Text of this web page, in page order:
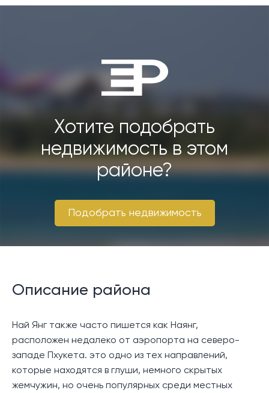
Хотите подобрать
недвижимость в этом
районе?
Подобрать недвижимость
Описание района
Най Янг также часто пишется как Наянг,
расположен недалеко от аэропорта на северо-
западе Пхукета. это одно из тех направлений,
которые находятся в глуши, немного скрытых
жемчужин, но очень популярных среди местных